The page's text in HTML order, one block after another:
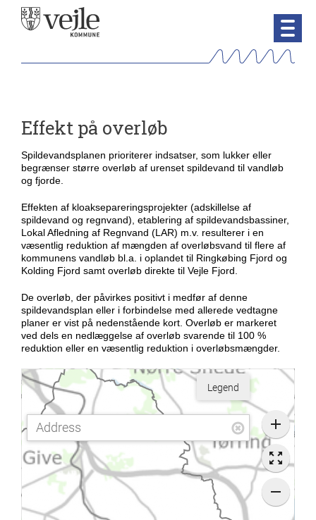
Effekt på overløb
Spildevandsplanen prioriterer indsatser, som lukker eller
begrænser større overløb af urenset spildevand til vandløb
og fjorde.
Effekten af kloaksepareringsprojekter (adskillelse af
spildevand og regnvand), etablering af spildevandsbassiner,
Lokal Afledning af Regnvand (LAR) m.v. resulterer i en
væsentlig reduktion af mængden af overløbsvand til flere af
kommunens vandløb bl.a. i oplandet til Ringkøbing Fjord og
Kolding Fjord samt overløb direkte til Vejle Fjord.
De overløb, der påvirkes positivt i medfør af denne
spildevandsplan eller i forbindelse med allerede vedtagne
planer er vist på nedenstående kort. Overløb er markeret
ved dels en nedlæggelse af overløb svarende til 100 %
reduktion eller en væsentlig reduktion i overløbsmængder.